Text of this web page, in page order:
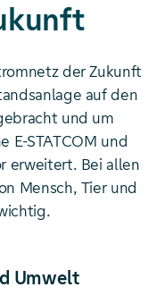
der Zukunft
auf den
und um
E-STATCOM und
erweitert. Bei allen
Mensch, Tier und
Umwelt